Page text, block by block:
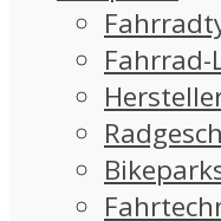
Fahrrad-